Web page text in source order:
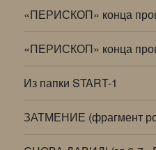
«ПЕРИСКОП» конца
«ПЕРИСКОП» конца
Из папки START-1
ЗАТМЕНИЕ (фрагмент